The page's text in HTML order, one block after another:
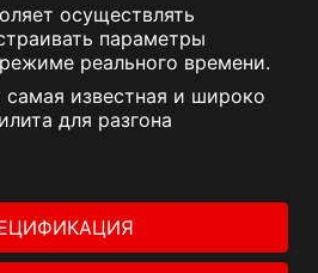
осуществлять
параметры
реального времени.
самая известная и широко
для разгона